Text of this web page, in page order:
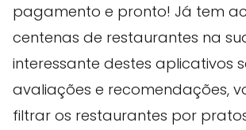
pagamento e pronto! Já tem
centenas de restaurantes na
interessante destes aplicativos
avaliações e recomendações,
filtrar os restaurantes por